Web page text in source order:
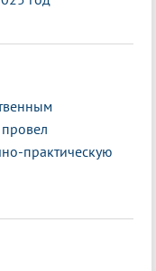
практическую